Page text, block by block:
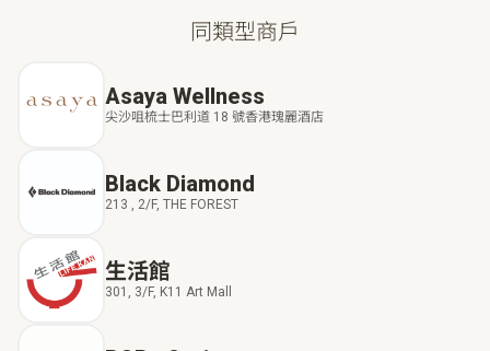
同類型商戶
Asaya Wellness
尖沙咀梳士巴利道 18 號香港瑰麗酒店
Black Diamond
213 , 2/F, THE FOREST
生活館
301, 3/F, K11 Art Mall